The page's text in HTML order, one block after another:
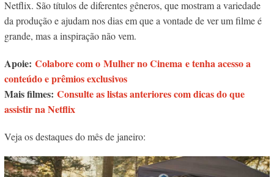
Netflix. São títulos de diferentes gêneros, que mostram a variedade
da produção e ajudam nos dias em que a vontade de ver um filme é
grande, mas a inspiração não vem.
Apoie: Colabore com o Mulher no Cinema e tenha acesso a
conteúdo e prêmios exclusivos
Mais filmes: Consulte as listas anteriores com dicas do que
assistir na Netflix
Veja os destaques do mês de janeiro: